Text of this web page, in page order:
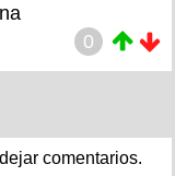
0
comentarios.